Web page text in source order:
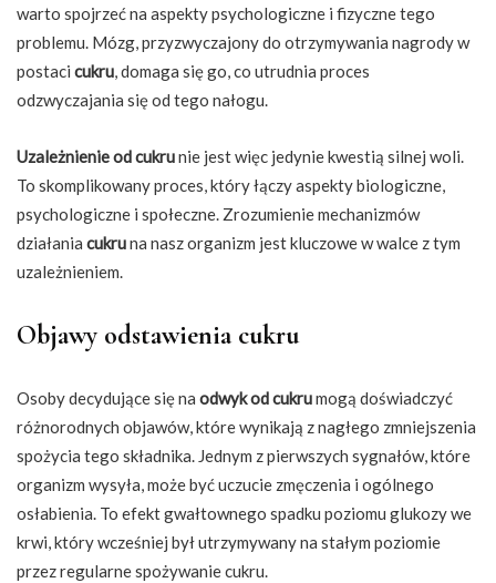
warto spojrzeć na aspekty psychologiczne i fizyczne tego
problemu. Mózg, przyzwyczajony do otrzymywania nagrody w
postaci cukru, domaga się go, co utrudnia proces
odzwyczajania się od tego nałogu.
Uzależnienie od cukrunie jest więc jedynie kwestią silnej woli.
To skomplikowany proces, który łączy aspekty biologiczne,
psychologiczne i społeczne. Zrozumienie mechanizmów
działania cukruna nasz organizm jest kluczowe w walce z tym
uzależnieniem.
Objawy odstawienia cukru
Osoby decydujące się na odwyk od cukrumogą doświadczyć
różnorodnych objawów, które wynikają z nagłego zmniejszenia
spożycia tego składnika. Jednym z pierwszych sygnałów, które
organizm wysyła, może być uczucie zmęczenia i ogólnego
osłabienia. To efekt gwałtownego spadku poziomu glukozy we
krwi, który wcześniej był utrzymywany na stałym poziomie
przez regularne spożywanie cukru.